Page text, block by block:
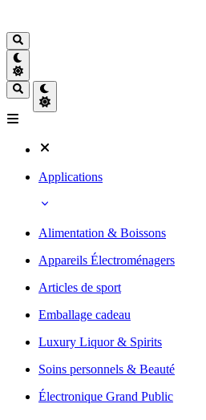
Applications
Alimentation & Boissons
Appareils Électroménagers
Articles de sport
Emballage cadeau
Luxury Liquor & Spirits
Soins personnels & Beauté
Électronique Grand Public